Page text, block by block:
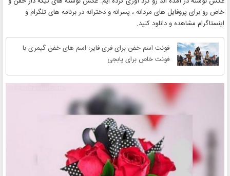
خاص رو برای پروفایل های مردانه ، پسرانه و دخترانه در برنامه های تلگرام و
اینستاگرام مشاهده و دانلود کنید.
فونت اسم خفن برای فری فایر؛ اسم های خفن گیمری با
فونت خاص برای پابجی